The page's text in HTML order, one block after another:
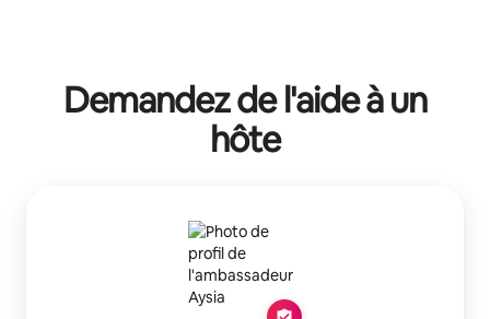
Demandez de l'aide à un
hôte